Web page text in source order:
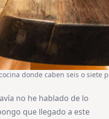
donde caben seis o siete
no he hablado de lo
que llegado a este